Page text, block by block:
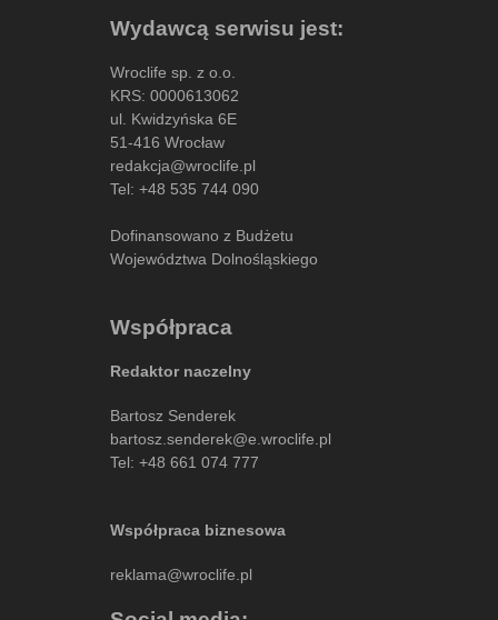
Wydawcą serwisu jest:
Wroclife sp. z o.o.
KRS: 0000613062
ul. Kwidzyńska 6E
51-416 Wrocław
redakcja@wroclife.pl
Tel: +48 535 744 090
Dofinansowano z Budżetu
Województwa Dolnośląskiego
Współpraca
Redaktor naczelny
Bartosz Senderek
bartosz.senderek@e.wroclife.pl
Tel: +48 661 074 777
Współpraca biznesowa
reklama@wroclife.pl